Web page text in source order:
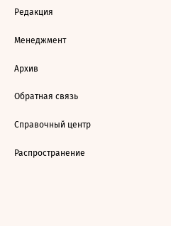
Редакция
Менеджмент
Архив
Обратная связь
Справочный центр
Распространение